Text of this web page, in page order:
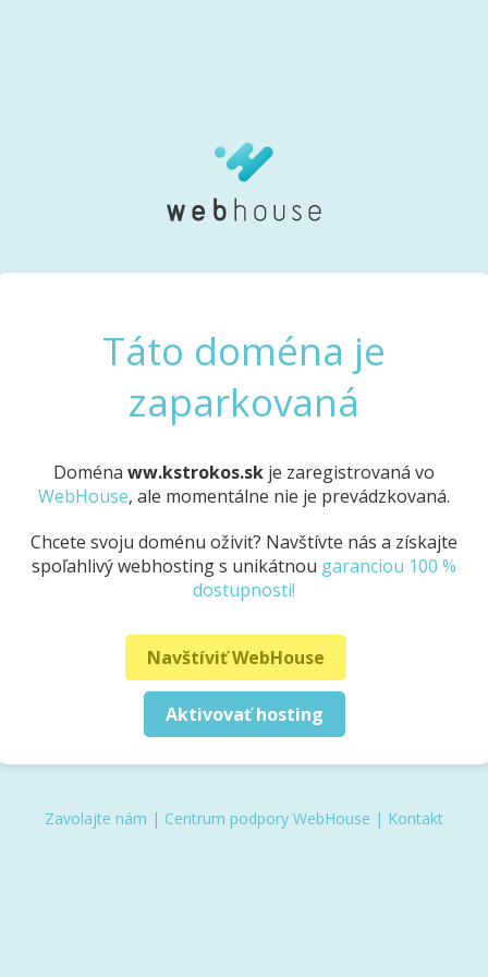
Táto doména je
zaparkovaná
Doména ww.kstrokos.sk je zaregistrovaná vo
WebHouse, ale momentálne nie je prevádzkovaná.
Chcete svoju doménu oživiť? Navštívte nás a získajte
spoľahlivý webhosting s unikátnou garanciou 100 %
dostupnosti!
Navštíviť WebHouse
Aktivovať hosting
Zavolajte nám | Centrum podpory WebHouse | Kontakt